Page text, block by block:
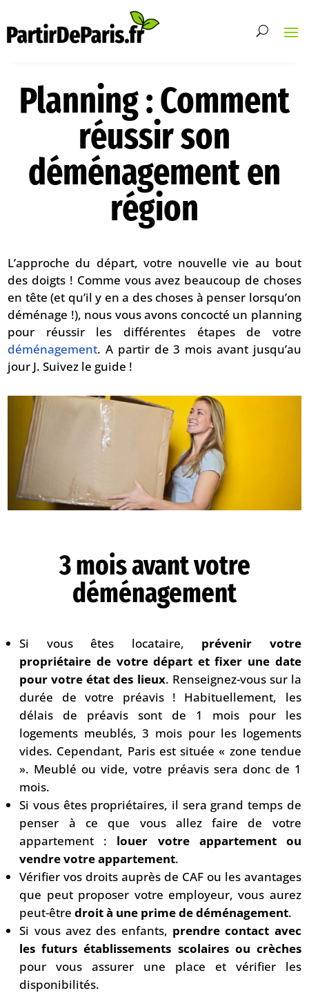
Planning : Comment
réussir son
déménagement en
région
L’approche du départ, votre nouvelle vie au bout
des doigts ! Comme vous avez beaucoup de choses
en tête (et qu’il y en a des choses à penser lorsqu’on
déménage !), nous vous avons concocté un planning
pour réussir les différentes étapes de votre
déménagement. A partir de 3 mois avant jusqu’au
jour J. Suivez le guide !
3 mois avant votre
déménagement
Si vous êtes locataire, prévenir votre
propriétaire de votre départ et fixer une date
pour votre état des lieux. Renseignez-vous sur la
durée de votre préavis ! Habituellement, les
délais de préavis sont de 1 mois pour les
logements meublés, 3 mois pour les logements
vides. Cependant, Paris est située « zone tendue
». Meublé ou vide, votre préavis sera donc de 1
mois.
Si vous êtes propriétaires, il sera grand temps de
penser à ce que vous allez faire de votre
appartement : louer votre appartement ou
vendre votre appartement.
Vérifier vos droits auprès de CAF ou les avantages
que peut proposer votre employeur, vous aurez
peut-êtredroit à une prime de déménagement.
Si vous avez des enfants, prendre contact avec
les futurs établissements scolaires ou crèches
pour vous assurer une place et vérifier les
disponibilités.